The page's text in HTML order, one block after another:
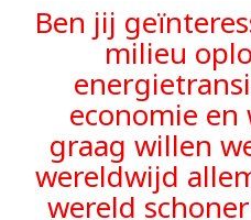
Ben jij
milieu
economie en
graag willen
wereldwijd
wereld